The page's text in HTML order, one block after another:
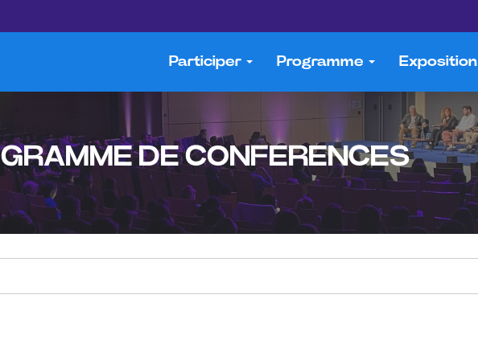
Participer Programme Exposition
DE CONFERENCES